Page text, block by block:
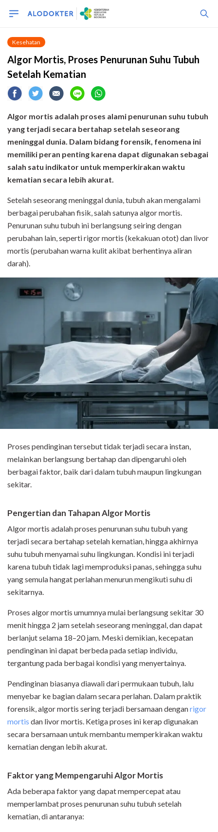
Kesehatan
Algor Mortis, Proses Penurunan Suhu Tubuh
Setelah Kematian
Algor mortis adalah proses alami penurunan suhu tubuh
yang terjadi secara bertahap setelah seseorang
meninggal dunia. Dalam bidang forensik, fenomena ini
memiliki peran penting karena dapat digunakan sebagai
salah satu indikator untuk memperkirakan waktu
kematian secara lebih akurat.
Setelah seseorang meninggal dunia, tubuh akan mengalami
berbagai perubahan fisik, salah satunya algor mortis.
Penurunan suhu tubuh ini berlangsung seiring dengan
perubahan lain, seperti rigor mortis (kekakuan otot) dan livor
mortis (perubahan warna kulit akibat berhentinya aliran
darah).
Proses pendinginan tersebut tidak terjadi secara instan,
melainkan berlangsung bertahap dan dipengaruhi oleh
berbagai faktor, baik dari dalam tubuh maupun lingkungan
sekitar.
Pengertian dan Tahapan Algor Mortis
Algor mortis adalah proses penurunan suhu tubuh yang
terjadi secara bertahap setelah kematian, hingga akhirnya
suhu tubuh menyamai suhu lingkungan. Kondisi ini terjadi
karena tubuh tidak lagi memproduksi panas, sehingga suhu
yang semula hangat perlahan menurun mengikuti suhu di
sekitarnya.
Proses algor mortis umumnya mulai berlangsung sekitar 30
menit hingga 2 jam setelah seseorang meninggal, dan dapat
berlanjut selama 18–20 jam. Meski demikian, kecepatan
pendinginan ini dapat berbeda pada setiap individu,
tergantung pada berbagai kondisi yang menyertainya.
Pendinginan biasanya diawali dari permukaan tubuh, lalu
menyebar ke bagian dalam secara perlahan. Dalam praktik
forensik, algor mortis sering terjadi bersamaan denganrigor
mortis dan livor mortis. Ketiga proses ini kerap digunakan
secara bersamaan untuk membantu memperkirakan waktu
kematian dengan lebih akurat.
Faktor yang Mempengaruhi Algor Mortis
Ada beberapa faktor yang dapat mempercepat atau
memperlambat proses penurunan suhu tubuh setelah
kematian, di antaranya: